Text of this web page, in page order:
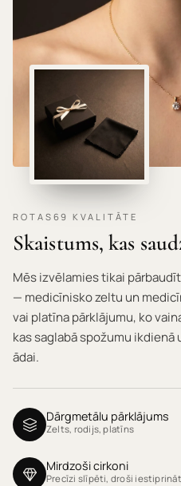
ROTAS69 KVALITĀTE
Skaistums, kas
Mēs izvēlamies tikai
— medicīnisko zeltu un
vai platīna pārklājumu, ko
kas saglabā spožumu
ādai.
Dārgmetālu pārklājums
Zelts, rodijs, platīns
Mirdzoši cirkoni
Precīzi slīpēti, droši